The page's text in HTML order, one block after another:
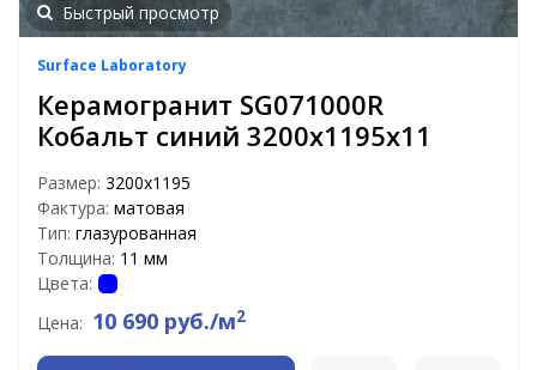
Быстрый просмотр
Surface Laboratory
Керамогранит SG071000R
Кобальт синий 3200х1195х11
Размер: 3200x1195
Фактура: матовая
Тип: глазурованная
Толщина: 11 мм
Цвета:
Цена: 10 690 руб./м2